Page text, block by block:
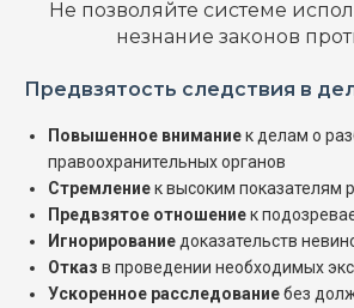
Не позволяйте системе
незнание законов
Предвзятость следствия в
Повышенное вниманиек делам о
правоохранительных органов
Стремлениек высоким показателям
Предвзятое отношениек
Игнорирование доказательств
Отказ в проведении необходимых
Ускоренное расследованиебез